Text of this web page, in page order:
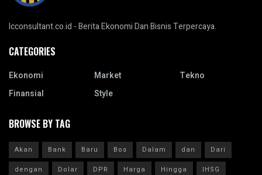
Icconsultant.co.id - Berita Ekonomi Dan Bisnis Terpercaya.
CATEGORIES
Ekonomi
Finansial
Market
Style
Tekno
BROWSE BY TAG
Akan Bank Baru Bos Dalam dan
Dari
dengan
Dolar DPR Harga Hingga IHSG